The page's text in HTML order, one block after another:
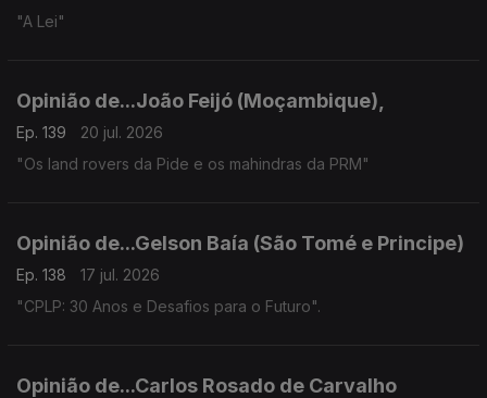
"A Lei"
Opinião de...João Feijó (Moçambique),
Ep. 139
20 jul. 2026
"Os land rovers da Pide e os mahindras da PRM"
Opinião de...Gelson Baía (São Tomé e Principe)
Ep. 138
17 jul. 2026
"CPLP: 30 Anos e Desafios para o Futuro".
Opinião de...Carlos Rosado de Carvalho